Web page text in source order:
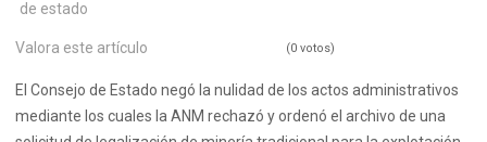
de estado
Valora este artículo (0 votos)
El Consejo de Estado negó la nulidad de los actos administrativos
mediante los cuales la ANM rechazó y ordenó el archivo de una